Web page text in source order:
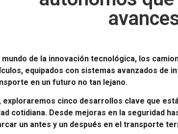
mundo de la innovación tecnológica, los
equipados con sistemas avanzados
en un futuro no tan lejano.
exploraremos cinco desarrollos clave que
cotidiana. Desde mejoras en la seguridad
un antes y un después en el transporte